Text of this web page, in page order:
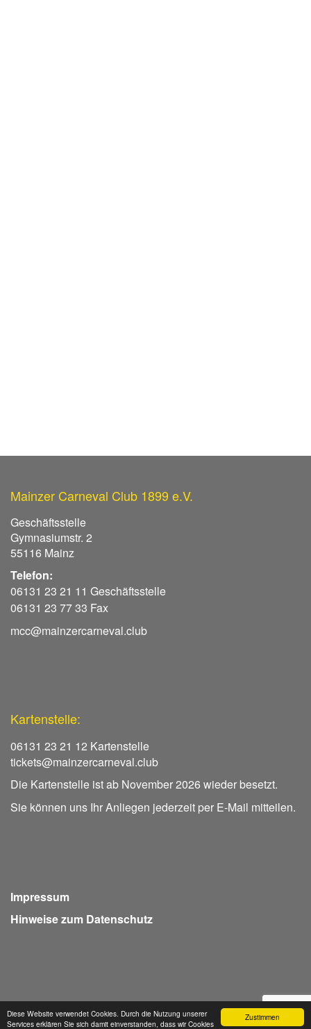
Zustimmen
Diese Website verwendet Cookies. Durch die Nutzung unserer
Services erklären Sie sich damit einverstanden, dass wir Cookies
Mainzer Carneval Club 1899 e.V.
Geschäftsstelle
Gymnasiumstr. 2
55116 Mainz
Telefon:
06131 23 21 11 Geschäftsstelle
06131 23 77 33 Fax
mcc@mainzercarneval.club
Kartenstelle:
06131 23 21 12 Kartenstelle
tickets@mainzercarneval.club
Die Kartenstelle ist ab November 2026 wieder besetzt.
Sie können uns Ihr Anliegen jederzeit per E-Mail mitteilen.
Impressum
Hinweise zum Datenschutz